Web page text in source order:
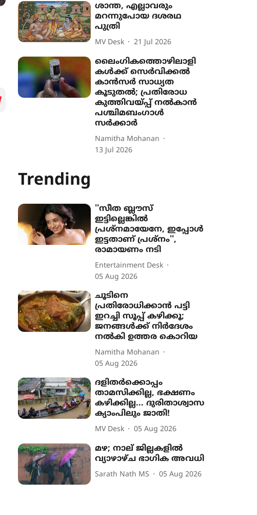
ശാന്ത, എല്ലാവരും
മറന്നുപോയ ദശരഥ
പുത്രി
MV Desk 21 Jul 2026
ലൈംഗികത്തൊഴിലാളി
കൾക്ക് സെർവിക്കൽ
കാൻസർ സാധ്യത
കൂടുതൽ; പ്രതിരോധ
കുത്തിവ‍യ്പ്പ് നൽകാൻ
പശ്ചിമബംഗാൾ
സർക്കാർ
Namitha Mohanan
13 Jul 2026
Trending
''സീത ബ്ലൗസ്
ഇട്ടില്ലെങ്കിൽ
പ്രശ്നമായേനേ, ഇപ്പോൾ
ഇട്ടതാണ് പ്രശ്നം'',
രാമായണം നടി
Entertainment Desk
05 Aug 2026
ചൂടിനെ
പ്രതിരോധിക്കാൻ പട്ടി
ഇറച്ചി സൂപ്പ് കഴിക്കൂ;
ജനങ്ങൾക്ക് നിർദേശം
നൽകി ഉത്തര കൊറിയ
Namitha Mohanan
05 Aug 2026
ദളിതർക്കൊപ്പം
താമസിക്കില്ല, ഭക്ഷണം
കഴിക്കില്ല... ദുരിതാശ്വാസ
ക്യാംപിലും ജാതി!
MV Desk 05 Aug 2026
മഴ; നാല് ജില്ലകളിൽ
വ്യാഴാഴ്ച ഭാഗിക അവധി
Sarath Nath MS 05 Aug 2026